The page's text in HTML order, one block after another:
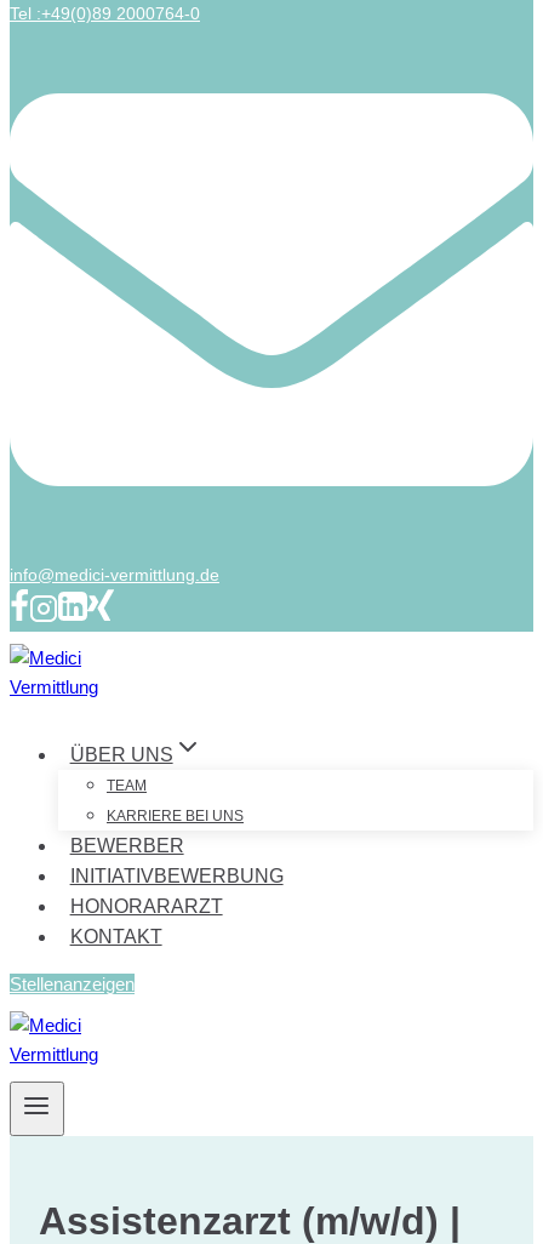
Tel :+49(0)89 2000764-0
info@medici-vermittlung.de
ÜBER UNS
TEAM
KARRIERE BEI UNS
BEWERBER
INITIATIVBEWERBUNG
HONORARARZT
KONTAKT
Stellenanzeigen
Assistenzarzt (m/w/d) |